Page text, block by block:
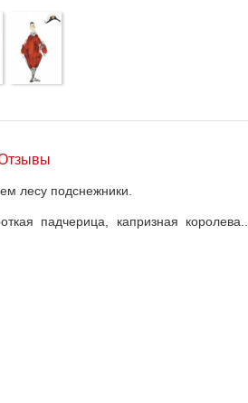
лесу подснежники.
падчерица, капризная